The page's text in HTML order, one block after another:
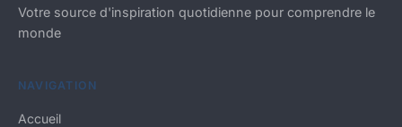
Votre source d'inspiration quotidienne pour comprendre le
monde
NAVIGATION
Accueil